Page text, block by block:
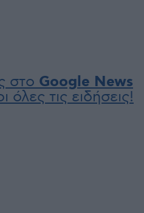
στο Google News
όλες τις ειδήσεις!